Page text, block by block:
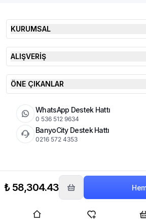
₺ 58,304.43
KURUMSAL
ALIŞVERİŞ
ÖNE ÇIKANLAR
WhatsApp Destek Hattı
0 536 512 9634
BanyoCity Destek Hattı
0216 572 4353
© 2026 Şimşek Banyo & Seramik | Tüm
Çerez Politikası